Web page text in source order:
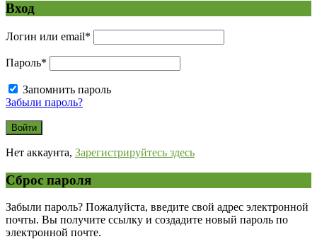
Вход
Логин или email*
Пароль*
Запомнить пароль
Забыли пароль?
Нет аккаунта, Зарегистрируйтесь здесь
Сброс пароля
Забыли пароль? Пожалуйста, введите свой адрес электронной
почты. Вы получите ссылку и создадите новый пароль по
электронной почте.